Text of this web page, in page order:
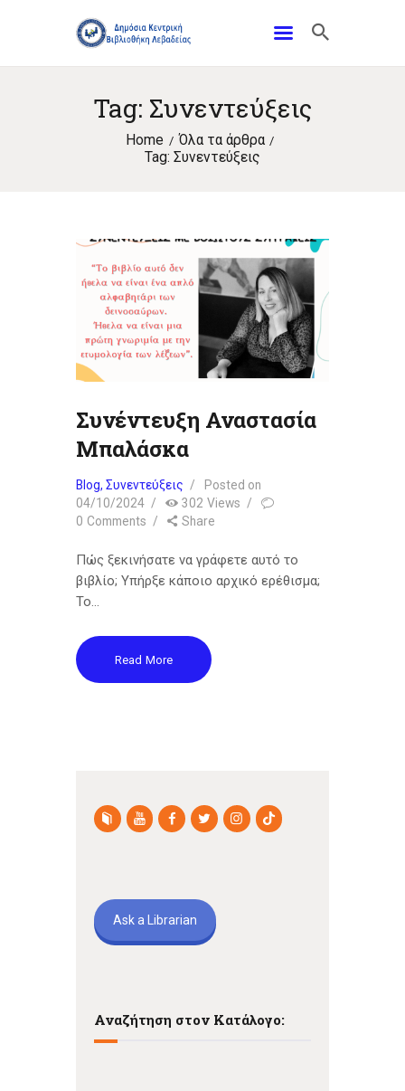
Tag: Συνεντεύξεις
Home
Όλα τα άρθρα
Tag: Συνεντεύξεις
Συνέντευξη Αναστασία
Μπαλάσκα
Blog, Συνεντεύξεις
Posted on
04/10/2024
302 Views
0 Comments Share
Πώς ξεκινήσατε να γράφετε αυτό το
βιβλίο; Υπήρξε κάποιο αρχικό ερέθισμα;
Το…
Read More
Ask a Librarian
Αναζήτηση στον Κατάλογο: